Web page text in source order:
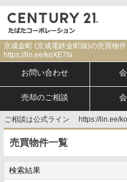
京成金町 (京成電鉄金町線)の売買物
https://lin.ee/koXE7fa
お問い合わせ
売却のご相談
ご相談は公式ライン https://lin.ee/
売買物件一覧
検索結果